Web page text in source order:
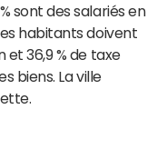
sont des salariés en
habitants doivent
et 36,9 % de taxe
biens. La ville